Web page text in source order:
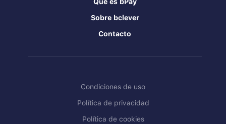
Sobre bclever
Contacto
Condiciones de uso
Política de privacidad
Política de cookies